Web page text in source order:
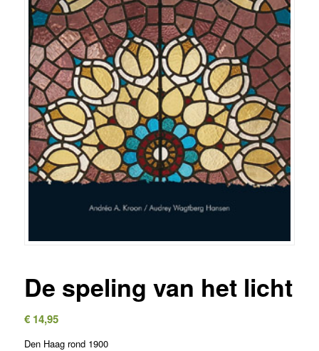
De speling van het licht
€14,95
Den Haag rond 1900